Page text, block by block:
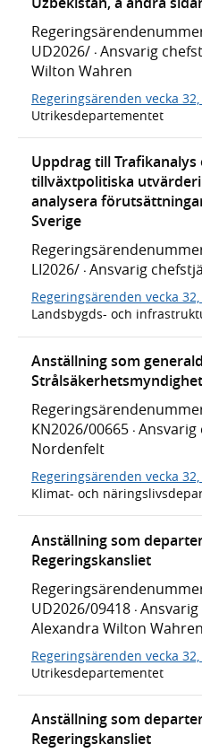
UD2026/ · Ansvarig
Wilton Wahren
Regeringsärenden vecka
Utrikesdepartementet
Uppdrag till
tillväxtpolitiska
analysera
Sverige
LI2026/ · Ansvarig
Regeringsärenden vecka
Landsbygds- och
Anställning som
KN2026/00665 · Ansvarig
Nordenfelt
Regeringsärenden vecka
Klimat- och
Anställning som
Regeringskansliet
UD2026/09418 ·
Alexandra Wilton Wahren
Regeringsärenden vecka
Utrikesdepartementet
Anställning som
Regeringskansliet